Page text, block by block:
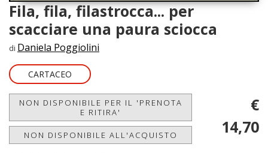
Fila, fila, filastrocca... per
scacciare una paura sciocca
di Daniela Poggiolini
CARTACEO
NON DISPONIBILE PER IL 'PRENOTA
E RITIRA'
NON DISPONIBILE ALL'ACQUISTO
€
14,70